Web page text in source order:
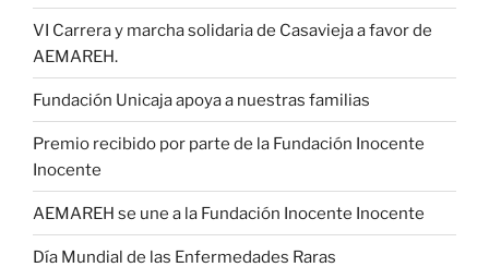
VI Carrera y marcha solidaria de Casavieja a favor de
AEMAREH.
Fundación Unicaja apoya a nuestras familias
Premio recibido por parte de la Fundación Inocente
Inocente
AEMAREH se une a la Fundación Inocente Inocente
Día Mundial de las Enfermedades Raras